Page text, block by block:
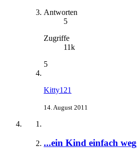
Antworten
5
Zugriffe
11k
5
Kitty121
14. August 2011
...ein Kind einfach